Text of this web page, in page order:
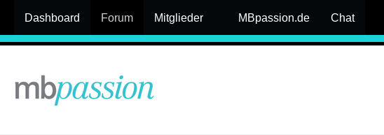
Dashboard Forum Mitglieder MBpassion.de Chat